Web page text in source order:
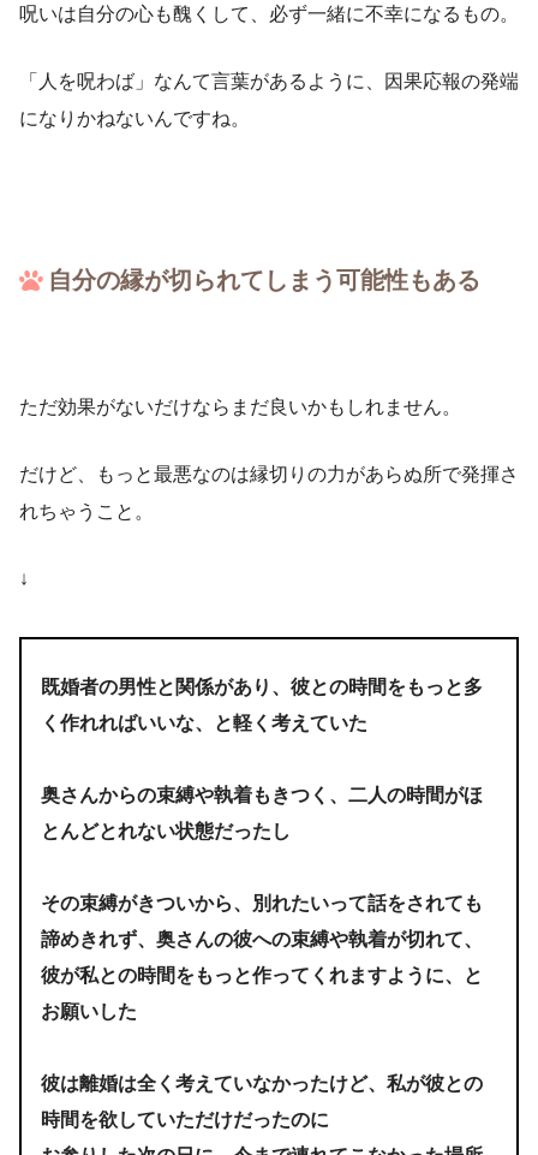
呪いは自分の心も醜くして、必ず一緒に不幸になるもの。
「人を呪わば」なんて言葉があるように、因果応報の発端
になりかねないんですね。
自分の縁が切られてしまう可能性もある
ただ効果がないだけならまだ良いかもしれません。
だけど、もっと最悪なのは縁切りの力があらぬ所で発揮さ
れちゃうこと。
↓
既婚者の男性と関係があり、彼との時間をもっと多
く作れればいいな、と軽く考えていた
奥さんからの束縛や執着もきつく、二人の時間がほ
とんどとれない状態だったし
その束縛がきついから、別れたいって話をされても
諦めきれず、奥さんの彼への束縛や執着が切れて、
彼が私との時間をもっと作ってくれますように、と
お願いした
彼は離婚は全く考えていなかったけど、私が彼との
時間を欲していただけだったのに